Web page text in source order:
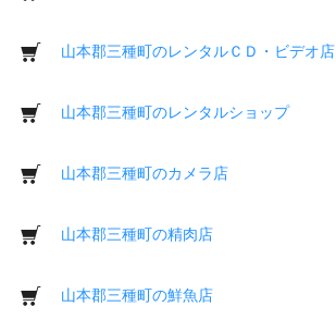
山本郡三種町のレンタルＣＤ・ビデオ店
山本郡三種町のレンタルショップ
山本郡三種町のカメラ店
山本郡三種町の精肉店
山本郡三種町の鮮魚店